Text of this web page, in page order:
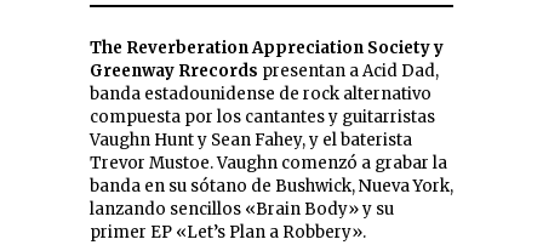
The Reverberation Appreciation Society y
Greenway Rrecords presentan a Acid Dad,
banda estadounidense de rock alternativo
compuesta por los cantantes y guitarristas
Vaughn Hunt y Sean Fahey, y el baterista
Trevor Mustoe. Vaughn comenzó a grabar la
banda en su sótano de Bushwick, Nueva York,
lanzando sencillos «Brain Body» y su
primer EP «Let’s Plan a Robbery».